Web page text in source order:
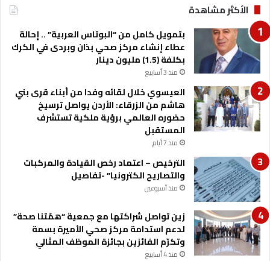
ر
ج
ح
د
و
د
م
ح
م
ي
ا
ل
ب
ت
ر
ا
الأكثر مشاهدة
بتمويل كامل من “البوتاس العربية” .. إحالة
عطاء إنشاء مركز صحي بذان وبردى في الكرك
بكلفة (1.5) مليون دينار
منذ 3 أسابيع
العيسوي خلال لقائه وفدا من أبناء قرى بني
هاشم من الزرقاء: الأردن يواصل ترسيخ
حضوره العالمي برؤية ملكية تستشرف
المستقبل
منذ 7 أيام
الترخيص – اعتماد رخص القيادة والمركبات
والتصاريح الكترونيا” -تفاصيل
منذ أسبوعين
زين تواصل شراكتها مع جمعية “همّتنا صحة”
لدعم استدامة مركز صحي الأميرة بسمة
وتكرّم الفائزين بجائزة الموظف المثالي
منذ 4 أسابيع